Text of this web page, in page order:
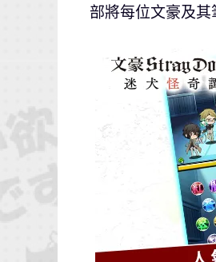
部將每位文豪及